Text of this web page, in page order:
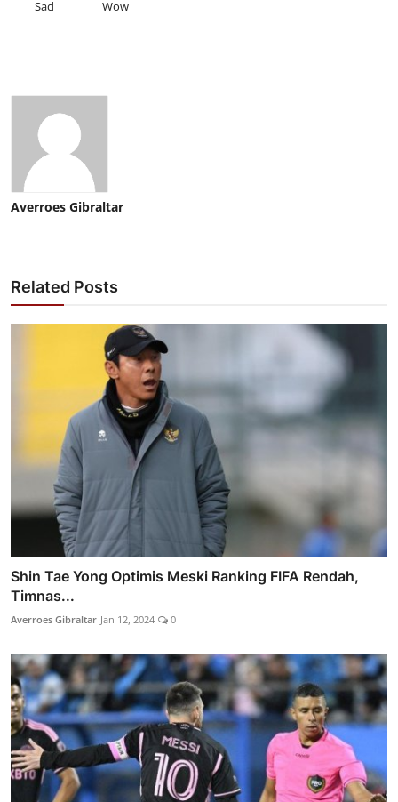
Sad Wow
Averroes Gibraltar
Related Posts
Shin Tae Yong Optimis Meski Ranking FIFA Rendah,
Timnas...
Averroes Gibraltar Jan 12, 2024 0